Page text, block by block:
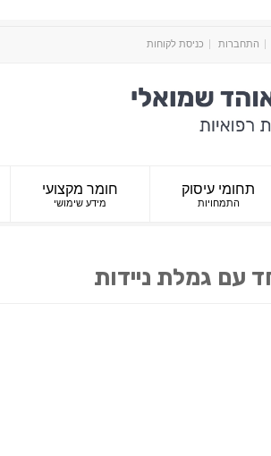
התחברות כניסת לקוחות
תחומי עיסוק
התמחויות
חומר מקצועי
מידע שימושי
עם גמלת ניידות